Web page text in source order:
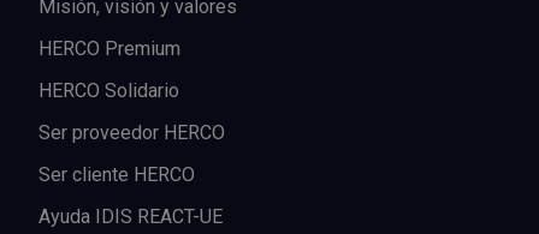
Misión, visión y valores
HERCO Premium
HERCO Solidario
Ser proveedor HERCO
Ser cliente HERCO
Ayuda IDIS REACT-UE